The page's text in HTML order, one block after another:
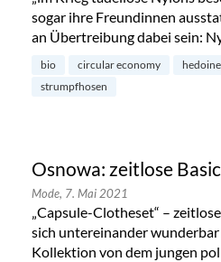
sogar ihre Freundinnen
an Übertreibung dabei sein:
bio circular economy hedoine
strumpfhosen
Osnowa: zeitlose
Mode, 7. Mai 2021
„Capsule-Clotheset“ –
sich untereinander
Kollektion von dem jungen